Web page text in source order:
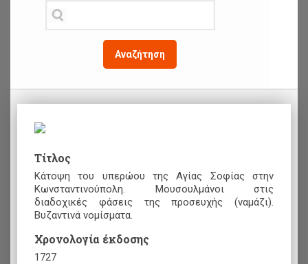
Αναζήτηση
Τίτλος
Κάτοψη του υπερώου της Αγίας Σοφίας στην
Κωνσταντινούπολη. Μουσουλμάνοι στις
διαδοχικές φάσεις της προσευχής (ναμάζι).
Βυζαντινά νομίσματα.
Χρονολογία έκδοσης
1727